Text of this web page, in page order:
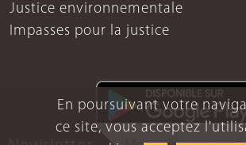
En poursuivant votre
ce site, vous acceptez
Justice environnementale
Impasses pour la justice